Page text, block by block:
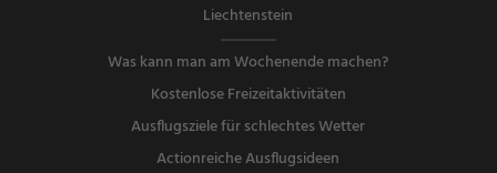
Liechtenstein
Was kann man am Wochenende machen?
Kostenlose Freizeitaktivitäten
Ausflugsziele für schlechtes Wetter
Actionreiche Ausflugsideen